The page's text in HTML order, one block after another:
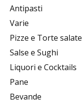
Antipasti
Varie
Pizze e Torte salate
Salse e Sughi
Liquori e Cocktails
Pane
Bevande